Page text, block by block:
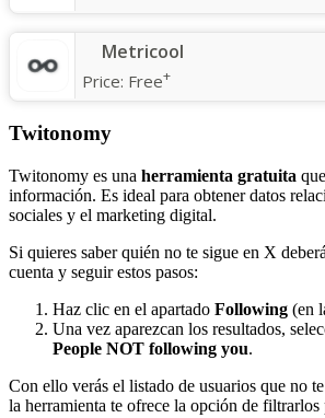
Metricool
Price: Free+
Twitonomy
Twitonomy es una herramienta gratuita
información. Es ideal para obtener datos
sociales y el marketing digital.
Si quieres saber quién no te sigue en X
cuenta y seguir estos pasos:
Haz clic en el apartado Following (en
Una vez aparezcan los resultados,
People NOT following you.
Con ello verás el listado de usuarios que no
la herramienta te ofrece la opción de filtrarlos